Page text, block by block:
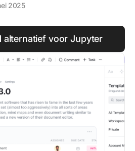
2025
alternatief voor Jupyter